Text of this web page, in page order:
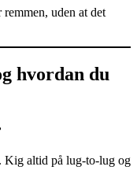
uden at det
hvordan du
Kig altid på lug-to-lug og